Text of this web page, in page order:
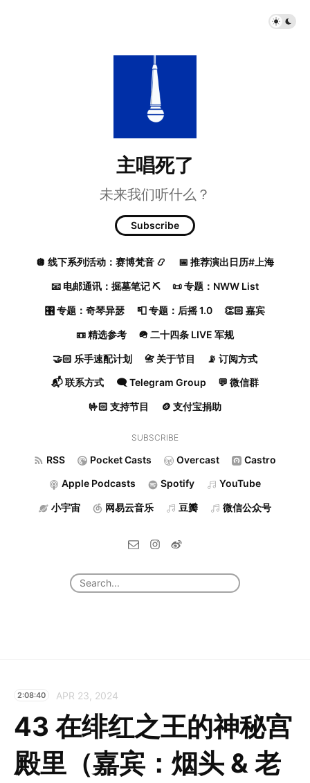
主唱死了
未来我们听什么？
Subscribe
🪩 线下系列活动：赛博梵音 📿 📅 推荐演出日历#上海
📧 电邮通讯：掘墓笔记 ⛏️ 📜 专题：NWW List
🎛️ 专题：奇琴异瑟 📮 专题：后摇 1.0 👏🏻 嘉宾
📼 精选参考 🪖 二十四条 LIVE 军规
🤝🏻 乐手速配计划 📇 关于节目 📡 订阅方式
📬 联系方式 🗨️ Telegram Group 💬 微信群
🤟🏻 支持节目 🪙 支付宝捐助
SUBSCRIBE
RSS Pocket Casts Overcast Castro
Apple Podcasts Spotify YouTube
小宇宙 网易云音乐 豆瓣 微信公众号
2:08:40 APR 23, 2024
43 在绯红之王的神秘宫
殿里（嘉宾：烟头 & 老